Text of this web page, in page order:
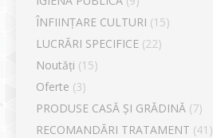
ÎNFIINȚARE CULTURI (15)
LUCRĂRI SPECIFICE (22)
Noutăți (15)
Oferte (3)
PRODUSE CASĂ ȘI GRĂDINĂ (7)
RECOMANDĂRI TRATAMENT (41)